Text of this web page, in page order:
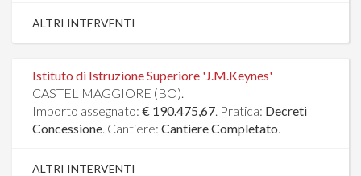
ALTRI INTERVENTI
Istituto di Istruzione Superiore 'J.M.Keynes'
CASTEL MAGGIORE (BO).
Importo assegnato: € 190.475,67. Pratica: Decreti
Concessione. Cantiere: Cantiere Completato.
ALTRI INTERVENTI